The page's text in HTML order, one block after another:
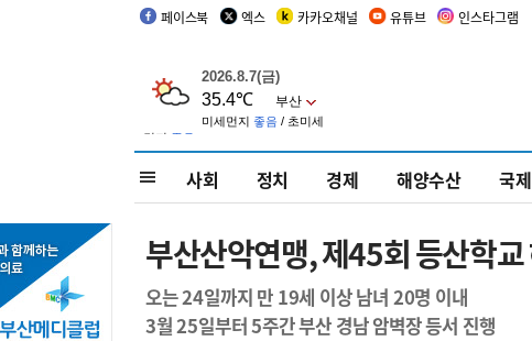
페이스북 엑스 카카오채널 유튜브 인스타그램
사회 정치 경제 해양수산 국제
부산산악연맹, 제45회 등산학
오는 24일까지 만 19세 이상 남녀 20명 이내
3월 25일부터 5주간 부산 경남 암벽장 등서 진행